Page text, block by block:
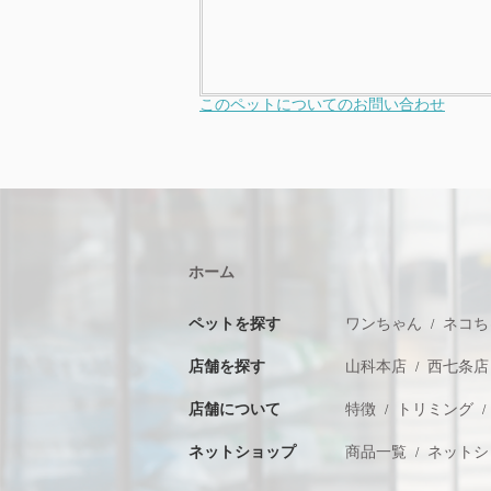
このペットについてのお問い合わせ
ホーム
ペットを探す ワンちゃん ネコ
店舗を探す 山科本店 西七条店
店舗について 特徴 トリミング
ネットショップ 商品一覧 ネット